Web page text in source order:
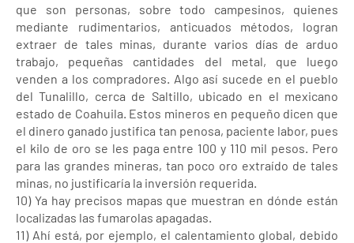
que son personas, sobre todo campesinos, quienes
mediante rudimentarios, anticuados métodos, logran
extraer de tales minas, durante varios días de arduo
trabajo, pequeñas cantidades del metal, que luego
venden a los compradores. Algo así sucede en el pueblo
del Tunalillo, cerca de Saltillo, ubicado en el mexicano
estado de Coahuila. Estos mineros en pequeño dicen que
el dinero ganado justifica tan penosa, paciente labor, pues
el kilo de oro se les paga entre 100 y 110 mil pesos. Pero
para las grandes mineras, tan poco oro extraído de tales
minas, no justificaría la inversión requerida.
10) Ya hay precisos mapas que muestran en dónde están
localizadas las fumarolas apagadas.
11) Ahí está, por ejemplo, el calentamiento global, debido